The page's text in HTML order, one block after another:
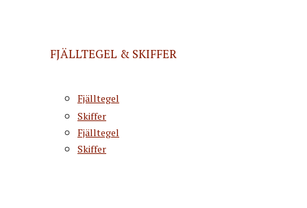
FJÄLLTEGEL & SKIFFER
Fjälltegel
Skiffer
Fjälltegel
Skiffer